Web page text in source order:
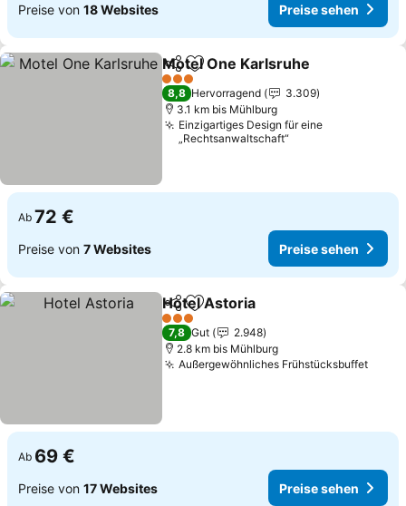
Preise von 18 Websites Preise sehen
TeilenZu Favoriten hinzufügen
Motel One Karlsruhe
3 Sterne
8,8 Hervorragend
3.309
3.1 km bis Mühlburg
Einzigartiges Design für eine
„Rechtsanwaltschaft“
Ab 72 €
Preise von 7 Websites Preise sehen
TeilenZu Favoriten hinzufügen
Hotel Astoria
3 Sterne
7,8 Gut
2.948
2.8 km bis Mühlburg
Außergewöhnliches Frühstücksbuffet
Ab 69 €
Preise von 17 Websites Preise sehen